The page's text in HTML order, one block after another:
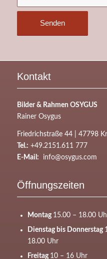
Kontakt
Bilder & Rahmen OSYGUS
Rainer Osygus
Friedrichstraße 44 | 47798
Tel.: +49.2151.611 777
E-Mail:
info@osygus.com
Öffnungszeiten
Montag 15.00 – 18.00
Dienstag bis Donnerstag
18.00 Uhr
Freitag 10 – 16 Uhr